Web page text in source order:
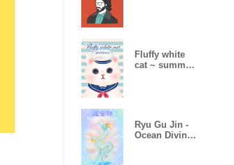
Fluffy white
cat ~ summer
Ryu Gu Jin -
Ocean Divine